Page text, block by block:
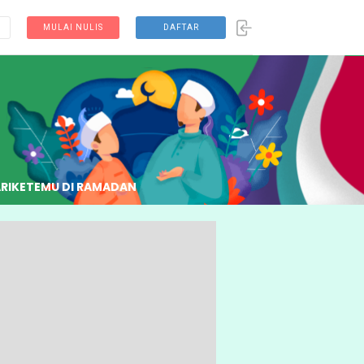
MULAI NULIS DAFTAR
KETEMU DI RAMADAN